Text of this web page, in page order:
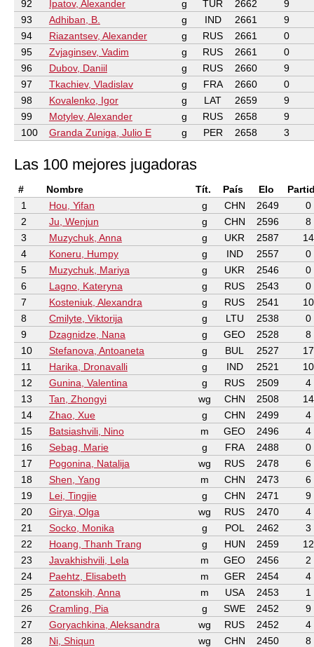
92 Ipatov, Alexander g TUR 2662
9
93
Adhiban, B. g IND 2661
9
94
Riazantsev, Alexander g RUS 2661
0
95
Zvjaginsev, Vadim g RUS 2661
0
96
Dubov, Daniil g RUS 2660
9
97
Tkachiev, Vladislav g FRA 2660
0
98
Kovalenko, Igor g LAT 2659
9
99
Motylev, Alexander g RUS 2658
9
100
Granda Zuniga, Julio E g PER 2658 3
Las 100 mejores jugadoras
# Nombre Tít. País Elo
1
Hou, Yifan g CHN 2649
0
2
Ju, Wenjun g CHN 2596
8
3
Muzychuk, Anna g UKR 2587
14
4
Koneru, Humpy g IND 2557
0
5
Muzychuk, Mariya g UKR 2546
0
6
Lagno, Kateryna g RUS 2543
0
7
Kosteniuk, Alexandra g RUS 2541
10
8
Cmilyte, Viktorija g LTU 2538
0
9
Dzagnidze, Nana g GEO 2528
8
10
Stefanova, Antoaneta g BUL 2527
17
11
Harika, Dronavalli g IND 2521
10
12
Gunina, Valentina g RUS 2509
4
13
Tan, Zhongyi wg CHN 2508
14
14
Zhao, Xue g CHN 2499
4
15
Batsiashvili, Nino m GEO 2496
4
16
Sebag, Marie g FRA 2488
0
17
Pogonina, Natalija wg RUS 2478
6
18
Shen, Yang m CHN 2473
6
19
Lei, Tingjie g CHN 2471
9
20
Girya, Olga wg RUS 2470
4
21
Socko, Monika g POL 2462
3
22
Hoang, Thanh Trang g HUN 2459
12
23
Javakhishvili, Lela m GEO 2456
2
24
Paehtz, Elisabeth m GER 2454
4
25
Zatonskih, Anna m USA 2453
1
26
Cramling, Pia g SWE 2452
9
27
Goryachkina, Aleksandra wg RUS 2452
4
28
Ni, Shiqun wg CHN 2450
8